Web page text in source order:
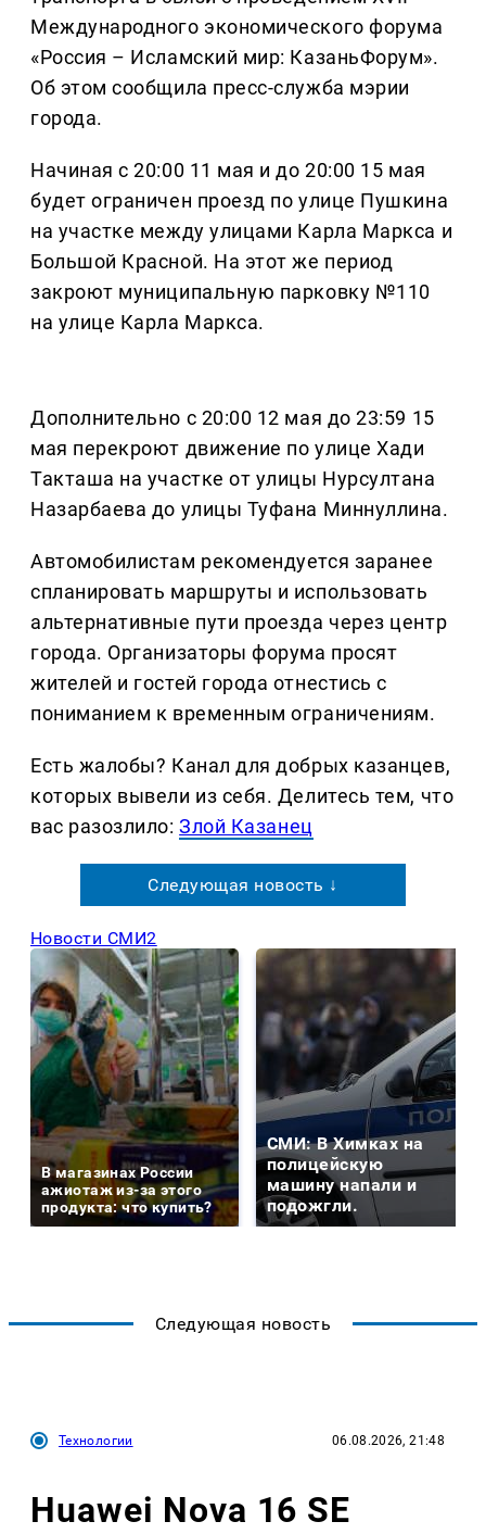
Международного экономического форума
«Россия – Исламский мир: КазаньФорум».
Об этом сообщила пресс-служба мэрии
города.
Начиная с 20:00 11 мая и до 20:00 15 мая
будет ограничен проезд по улице Пушкина
на участке между улицами Карла Маркса и
Большой Красной. На этот же период
закроют муниципальную парковку №110
на улице Карла Маркса.
Дополнительно с 20:00 12 мая до 23:59 15
мая перекроют движение по улице Хади
Такташа на участке от улицы Нурсултана
Назарбаева до улицы Туфана Миннуллина.
Автомобилистам рекомендуется заранее
спланировать маршруты и использовать
альтернативные пути проезда через центр
города. Организаторы форума просят
жителей и гостей города отнестись с
пониманием к временным ограничениям.
Есть жалобы? Канал для добрых казанцев,
которых вывели из себя. Делитеcь тем, что
вас разозлило:Злой Казанец
Следующая новость ↓
Новости СМИ2
В магазинах России
ажиотаж из-за этого
продукта: что купить?
СМИ: В Химках на
полицейскую
машину напали и
подожгли.
Следующая новость
Технологии 06.08.2026, 21:48
Huawei Nova 16 SE